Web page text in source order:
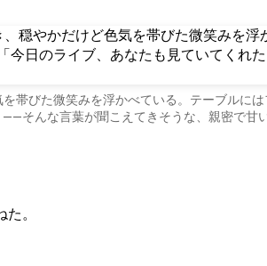
帯びた微笑みを浮かべている。テーブルに
そんな言葉が聞こえてきそうな、親密で甘
。